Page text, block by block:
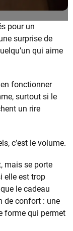
pour un
surprise de
qui aime
fonctionner
surtout si le
un rire
c’est le volume.
mais se porte
elle est trop
le cadeau
de confort : une
forme qui permet